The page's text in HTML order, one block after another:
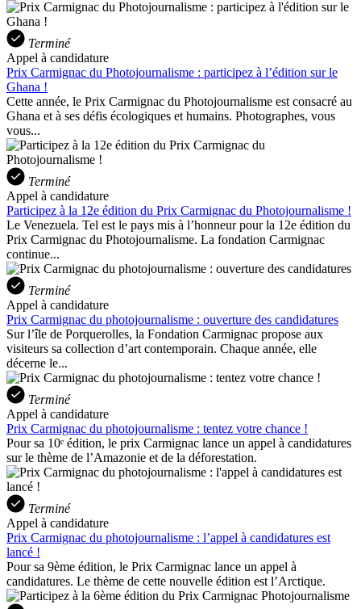
Terminé
Appel à candidature
Prix Carmignac du Photojournalisme : participez à l’édition sur le
Ghana !
Cette année, le Prix Carmignac du Photojournalisme est consacré au
Ghana et à ses défis écologiques et humains. Photographes, vous
vous...
Terminé
Appel à candidature
Participez à la 12e édition du Prix Carmignac du Photojournalisme !
Le Venezuela. Tel est le pays mis à l’honneur pour la 12e édition du
Prix Carmignac du Photojournalisme. La fondation Carmignac
continue...
Terminé
Appel à candidature
Prix Carmignac du photojournalisme : ouverture des candidatures
Sur l’île de Porquerolles, la Fondation Carmignac propose aux
visiteurs sa collection d’art contemporain. Chaque année, elle
décerne le...
Terminé
Appel à candidature
Prix Carmignac du photojournalisme : tentez votre chance !
Pour sa 10ᵉ édition, le prix Carmignac lance un appel à candidatures
sur le thème de l’Amazonie et de la déforestation.
Terminé
Appel à candidature
Prix Carmignac du photojournalisme : l’appel à candidatures est
lancé !
Pour sa 9ème édition, le Prix Carmignac lance un appel à
candidatures. Le thème de cette nouvelle édition est l’Arctique.